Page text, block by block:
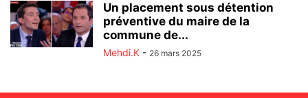
Un placement sous détention
préventive du maire de la
commune de...
Mehdi.K - 26 mars 2025